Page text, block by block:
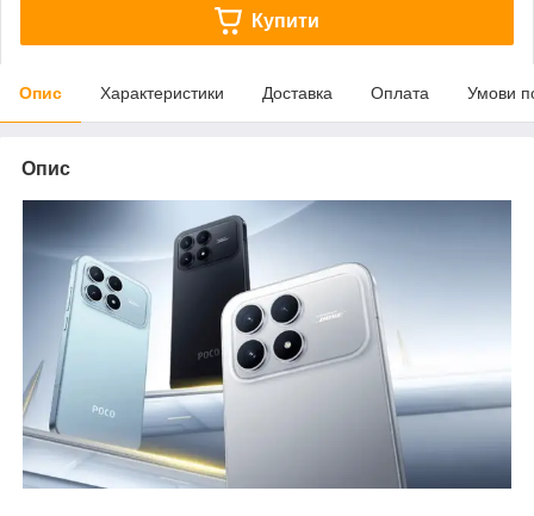
Купити
Опис Характеристики Доставка Оплата Умови
Опис